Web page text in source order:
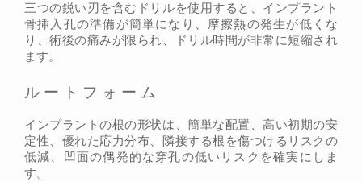
三つの鋭い刃を含むドリルを使用すると、インプラント
骨挿入孔の準備が簡単になり、摩擦熱の発生が低くな
り、術後の痛みが限られ、ドリル時間が非常に短縮され
ます。
ルートフォーム
インプラントの根の形状は、簡単な配置、高い初期の安
定性、優れた応力分布、隣接する根を傷つけるリスクの
低減、凹面の偶発的な穿孔の低いリスクを確実にしま
す。